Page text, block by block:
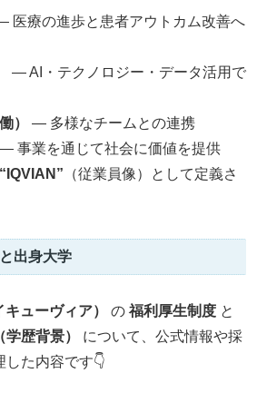
医療の進歩と患者アウトカム改善へ
— AI・テクノロジー・データ活用で
）
— 多様なチームとの連携
— 事業を通じて社会に価値を提供
“IQVIAN” （従業員像）として定義さ
出身大学
ューヴィア） の 福利厚生制度 と
歴背景）
について、公式情報や採
した内容です👇